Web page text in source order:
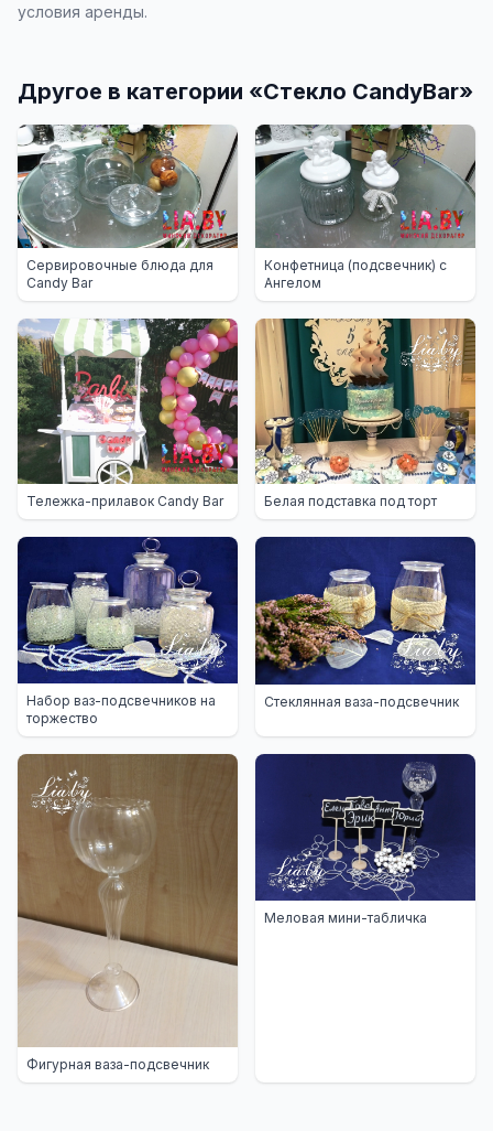
условия аренды.
Другое в категории «Стекло CandyBar»
Сервировочные блюда для
Candy Bar
Конфетница (подсвечник) с
Ангелом
Тележка-прилавок Candy Bar Белая подставка под торт
Набор ваз-подсвечников на
торжество
Стеклянная ваза-подсвечник
Фигурная ваза-подсвечник
Меловая мини-табличка